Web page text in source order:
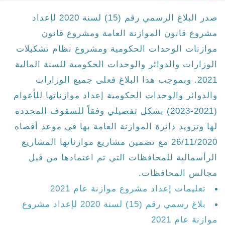
صدر البلاغ الرسمي رقم (15) لسنة 2020 لإعداد
مشروع قانون الموازنة العامة ومشروع قانون
موازنات الوحدات الحكومية ومشروع نظام تشكيلات
الوزارات والدوائر والوحدات الحكومية للسنة المالية
2021. وبموجب هذا البلاغ فعلى جميع الوزارات
والدوائر والوحدات الحكومية إعداد موازناتها للأعوام
(2021-2023) بشكل تفصيلي وفقاً للسقوف المحددة
لها وتزويد دائرة الموازنة العامة بها في موعد أقصاه
26/11/2020 مع تضمين مشاريع موازناتها المشاريع
الرأسمالية للمحافظات التي تم اعتمادها من قبل
مجالس المحافظات.
تعليمات إعداد مشروع موازنة عام 2021
بلاغ رسمي رقم (15) لسنة 2020 لإعداد مشروع
موازنة عام 2021